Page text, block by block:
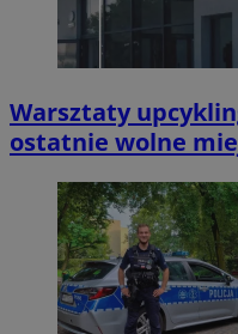
Warsztaty
ostatnie wolne